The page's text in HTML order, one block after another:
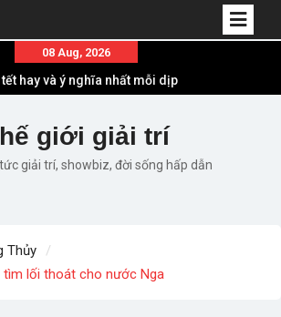
08 Aug, 2026
hay và ý nghĩa nhất mỗi dịp
Minh Vương: Màn comeback
mục” với triệu view
xuân “sặc mùi” quảng cáo
của Hiện Tại – Sơn Tùng M-
lyrics bản chuẩn
giới giải trí
giải trí, showbiz, đời sống hấp dẫn
Thủy
tìm lối thoát cho nước Nga